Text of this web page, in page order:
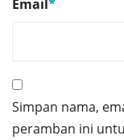
Email*
Simpan nama,
peramban ini